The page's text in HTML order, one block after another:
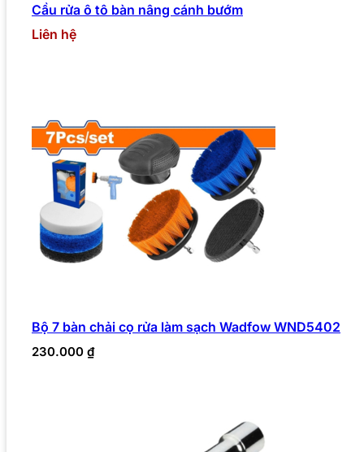
Cầu rửa ô tô bàn nâng cánh bướm
Liên hệ
Bộ 7 bàn chải cọ rửa làm sạch Wadfow WND5402
230.000 ₫